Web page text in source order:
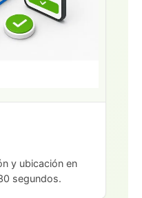
y ubicación en
segundos.